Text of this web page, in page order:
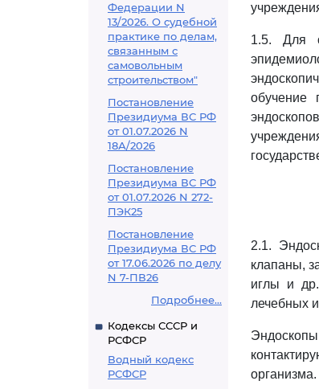
Федерации N
13/2026. О судебной
практике по делам,
связанным с
самовольным
строительством"
Постановление
Президиума ВС РФ
от 01.07.2026 N
18А/2026
Постановление
Президиума ВС РФ
от 01.07.2026 N 272-
ПЭК25
Постановление
Президиума ВС РФ
от 17.06.2026 по делу
N 7-ПВ26
Подробнее...
Кодексы СССР и
РСФСР
Водный кодекс
РСФСР
1.5. Для
обучение
2.1.
клапаны,
иглы и
лечебных
организма.